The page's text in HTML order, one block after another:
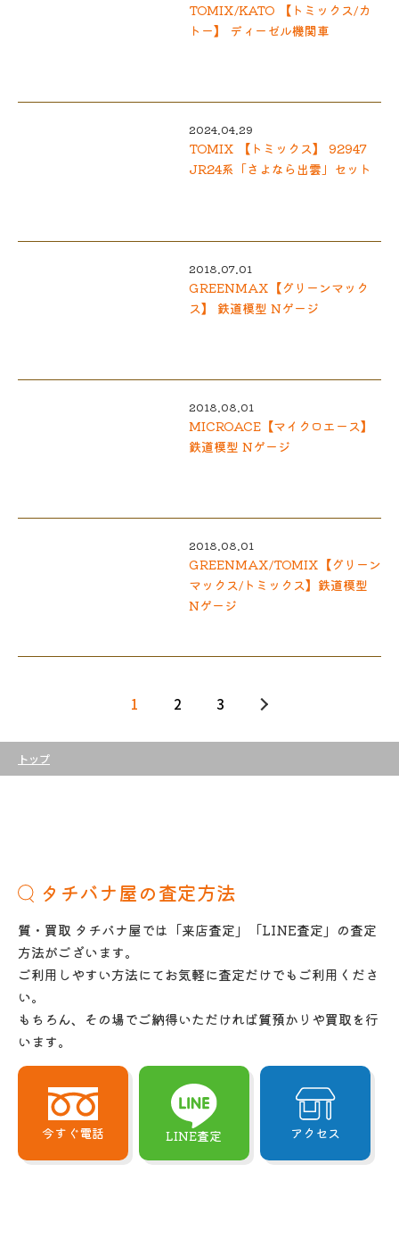
TOMIX/KATO 【トミックス/カ
トー】 ディーゼル機関車
2024.04.29
TOMIX 【トミックス】 92947
JR24系「さよなら出雲」セット
2018.07.01
GREENMAX【グリーンマック
ス】 鉄道模型 Nゲージ
2018.08.01
MICROACE【マイクロエース】
鉄道模型 Nゲージ
2018.08.01
GREENMAX/TOMIX【グリーン
マックス/トミックス】鉄道模型
Nゲージ
1 2 3
トップ
タチバナ屋の査定方法
質・買取 タチバナ屋では「来店査定」「LINE査定」の査定
方法がございます。
ご利用しやすい方法にてお気軽に査定だけでもご利用くださ
い。
もちろん、その場でご納得いただければ質預かりや買取を行
います。
今すぐ電話 LINE査定 アクセス